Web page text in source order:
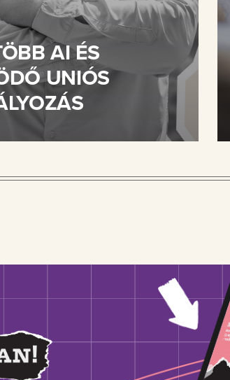
AI ÉS
UNIÓS
digitálisan!